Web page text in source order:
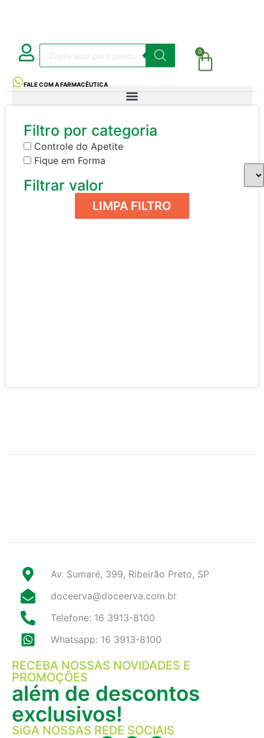
0
FALE COM A FARMACÊUTICA
Filtro por categoria
Controle do Apetite
Fique em Forma
Filtrar valor
LIMPA FILTRO
Av. Sumaré, 399, Ribeirão Preto, SP
doceerva@doceerva.com.br
Telefone: 16 3913-8100
Whatsapp: 16 3913-8100
RECEBA NOSSAS NOVIDADES E
PROMOÇÕES
além de descontos
exclusivos!
SiGA NOSSAS REDE SOCIAIS